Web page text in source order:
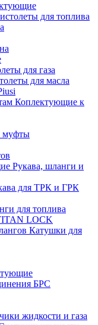
для топлива
для газа
для масла
Коплектующие к
муфты
Рукава, шланги и
для ТРК и ГРК
для топлива
LOCK
Катушки для
БРС
жидкости и газа